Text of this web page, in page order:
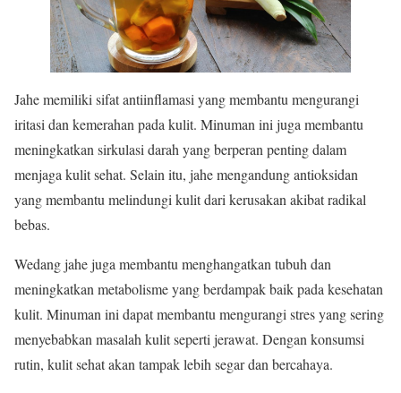
Jahe memiliki sifat antiinflamasi yang membantu mengurangi
iritasi dan kemerahan pada kulit. Minuman ini juga membantu
meningkatkan sirkulasi darah yang berperan penting dalam
menjaga kulit sehat. Selain itu, jahe mengandung antioksidan
yang membantu melindungi kulit dari kerusakan akibat radikal
bebas.
Wedang jahe juga membantu menghangatkan tubuh dan
meningkatkan metabolisme yang berdampak baik pada kesehatan
kulit. Minuman ini dapat membantu mengurangi stres yang sering
menyebabkan masalah kulit seperti jerawat. Dengan konsumsi
rutin, kulit sehat akan tampak lebih segar dan bercahaya.